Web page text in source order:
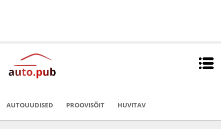
AUTOUUDISED PROOVISÕIT HUVITAV